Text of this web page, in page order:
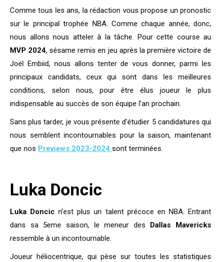
Comme tous les ans, la rédaction vous propose un pronostic
sur le principal trophée NBA. Comme chaque année, donc,
nous allons nous atteler à la tâche. Pour cette course au
MVP 2024, sésame remis en jeu après la première victoire de
Joël Embiid, nous allons tenter de vous donner, parmi les
principaux candidats, ceux qui sont dans les meilleures
conditions, selon nous, pour être élus joueur le plus
indispensable au succès de son équipe l’an prochain.
Sans plus tarder, je vous présente d’étudier 5 candidatures qui
nous semblent incontournables pour la saison, maintenant
que nos Previews 2023-2024 sont terminées.
Luka Doncic
Luka Doncic n’est plus un talent précoce en NBA. Entrant
dans sa 5eme saison, le meneur des Dallas Mavericks
ressemble à un incontournable.
Joueur héliocentrique, qui pèse sur toutes les statistiques